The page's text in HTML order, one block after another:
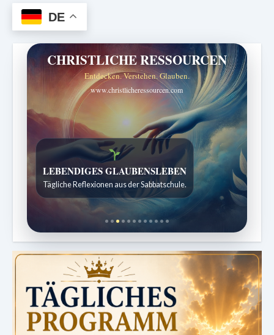
DE
CHRISTLICHE RESSOURCEN
Entdecken. Verstehen. Glauben.
www.christlicheressourcen.com
Bibelgeschichten zum Staunen
Kindergeschichten für 7 bis 12 Jahre.